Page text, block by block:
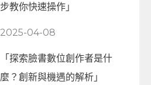
步教你快速操作」
2025-04-08
「探索臉書數位創作者是什
麼？創新與機遇的解析」